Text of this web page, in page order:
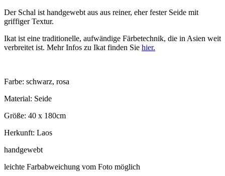
Der Schal ist handgewebt aus aus reiner, eher fester Seide mit
griffiger Textur.
Ikat ist eine traditionelle, aufwändige Färbetechnik, die in Asien weit
verbreitet ist. Mehr Infos zu Ikat finden Sie hier.
Farbe: schwarz, rosa
Material: Seide
Größe: 40 x 180cm
Herkunft: Laos
handgewebt
leichte Farbabweichung vom Foto möglich